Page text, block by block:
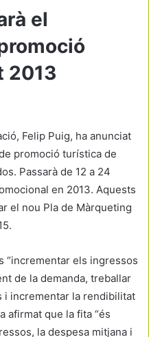
el
2013
Felip Puig, ha anunciat
promoció turística de
Passarà de 12 a 24
en 2013. Aquests
el nou Pla de Màrqueting
“incrementar els ingressos
de la demanda, treballar
i incrementar la rendibilitat
afirmat que la fita “és
la despesa mitjana i